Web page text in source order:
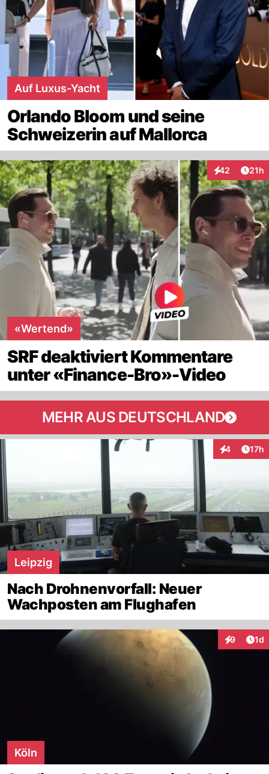
Auf Luxus-Yacht
Orlando Bloom und seine
Schweizerin auf Mallorca
42
Interaktionen
21h
«Wertend»
SRF deaktiviert Kommentare
unter «Finance-Bro»-Video
MEHR AUS DEUTSCHLAND
4 17h
Leipzig
Nach Drohnenvorfall: Neuer
Wachposten am Flughafen
9 1d
Köln